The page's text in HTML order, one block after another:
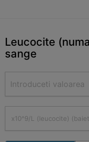
Leucocite
sange